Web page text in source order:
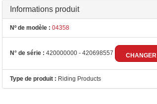
Informations produit
Nº de modèle : 04358
N° de série : 420000000 - 420698557 CHANGER
Type de produit : Riding Products